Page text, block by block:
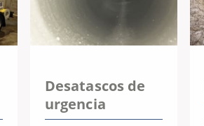
Desatascos de
urgencia